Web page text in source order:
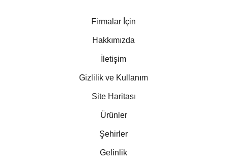
Firmalar İçin
Hakkımızda
İletişim
Gizlilik ve Kullanım
Site Haritası
Ürünler
Şehirler
Gelinlik